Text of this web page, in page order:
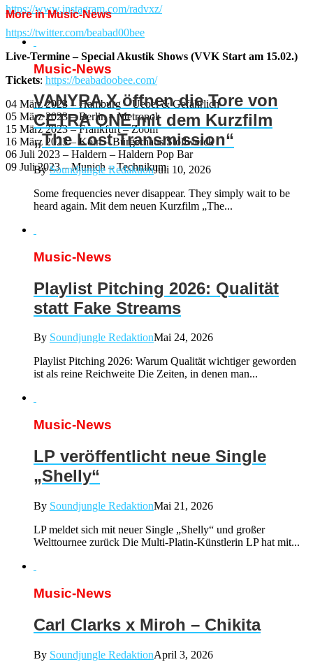
https://www.instagram.com/radvxz/
https://twitter.com/beabad00bee
Live-Termine – Special Akustik Shows (VVK Start am 15.02.)
Tickets: https://beabadoobee.com/
04 März 2023 – Hamburg – Uebel & Gefährlich
05 März 2023 – Berlin – Metropol
15 März 2023 – Frankfurt – Zoom
16 März 2023 – Köln – Bürgerhaus Stollwerck
06 Juli 2023 – Haldern – Haldern Pop Bar
09 Juli 2023 – Munich – Technikum
More in Music-News
Music-News
VANYRA X öffnen die Tore von
CETRA ONE mit dem Kurzfilm
„The Lost Transmission“
BySoundjungle RedaktionJuli 10, 2026
Some frequencies never disappear. They simply wait to be
heard again. Mit dem neuen Kurzfilm „The...
Music-News
Playlist Pitching 2026: Qualität
statt Fake Streams
By Soundjungle RedaktionMai 24, 2026
Playlist Pitching 2026: Warum Qualität wichtiger geworden
ist als reine Reichweite Die Zeiten, in denen man...
Music-News
LP veröffentlicht neue Single
„Shelly“
By Soundjungle RedaktionMai 21, 2026
LP meldet sich mit neuer Single „Shelly“ und großer
Welttournee zurück Die Multi-Platin-Künstlerin LP hat mit...
Music-News
Carl Clarks x Miroh – Chikita
By Soundjungle RedaktionApril 3, 2026